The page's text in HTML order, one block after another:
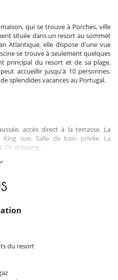
qui se trouve à Porches, ville
située dans un resort au sommet
Atlantique, elle dispose d'une vue
se trouve à seulement quelques
principal du resort et de sa plage.
accueillir jusqu'à 10 personnes.
splendides vacances au Portugal.
accès direct à la terrasse. La
size. Salle de bain privée. La
TV, dressing.
de bain privée. La chambre inclut
direct à la terrasse. La chambre
de bain privée. La chambre inclut
1 lit double King size. Salle
également : salon, TV, dressing,
du resort